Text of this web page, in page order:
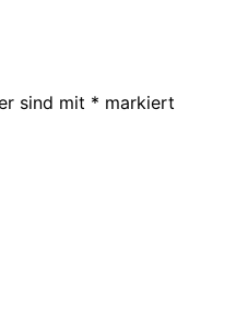
sind mit * markiert